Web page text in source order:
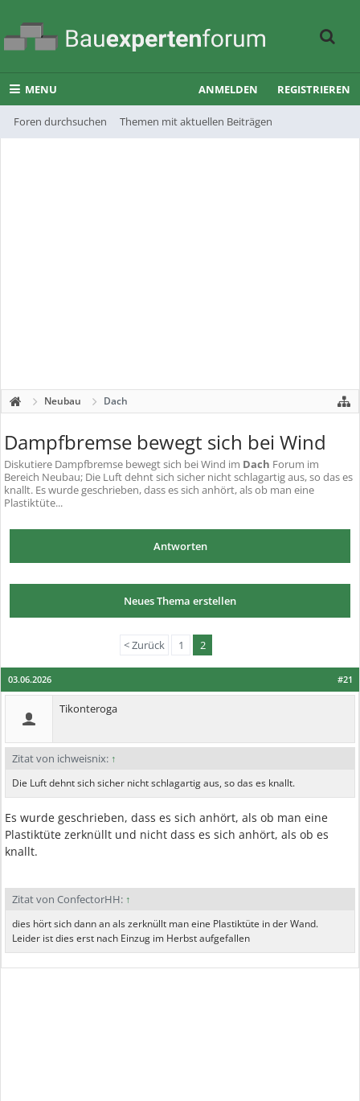
MENU
Foren durchsuchen Themen mit aktuellen Beiträgen
ANMELDEN REGISTRIEREN
Neubau Dach
Dampfbremse bewegt sich bei Wind
Diskutiere Dampfbremse bewegt sich bei Wind im Dach Forum im
Bereich Neubau; Die Luft dehnt sich sicher nicht schlagartig aus, so das es
knallt. Es wurde geschrieben, dass es sich anhört, als ob man eine
Plastiktüte...
Antworten
Neues Thema erstellen
< Zurück 1 2
#21
03.06.2026
Tikonteroga
Zitat von ichweisnix: ↑
Die Luft dehnt sich sicher nicht schlagartig aus, so das es knallt.
Es wurde geschrieben, dass es sich anhört, als ob man eine
Plastiktüte zerknüllt und nicht dass es sich anhört, als ob es
knallt.
Zitat von ConfectorHH: ↑
dies hört sich dann an als zerknüllt man eine Plastiktüte in der Wand.
Leider ist dies erst nach Einzug im Herbst aufgefallen